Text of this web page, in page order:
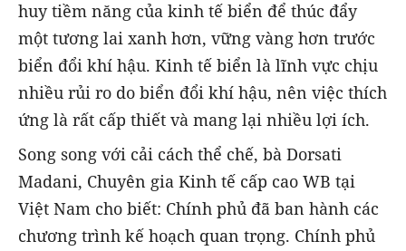
huy tiềm năng của kinh tế biển để thúc đẩy
một tương lai xanh hơn, vững vàng hơn trước
biển đổi khí hậu. Kinh tế biển là lĩnh vực chịu
nhiều rủi ro do biển đổi khí hậu, nên việc thích
ứng là rất cấp thiết và mang lại nhiều lợi ích.
‎Song song với cải cách thể chế, bà Dorsati
Madani, Chuyên gia Kinh tế cấp cao WB tại
Việt Nam cho biết: Chính phủ đã ban hành các
chương trình kế hoạch quan trọng. Chính phủ